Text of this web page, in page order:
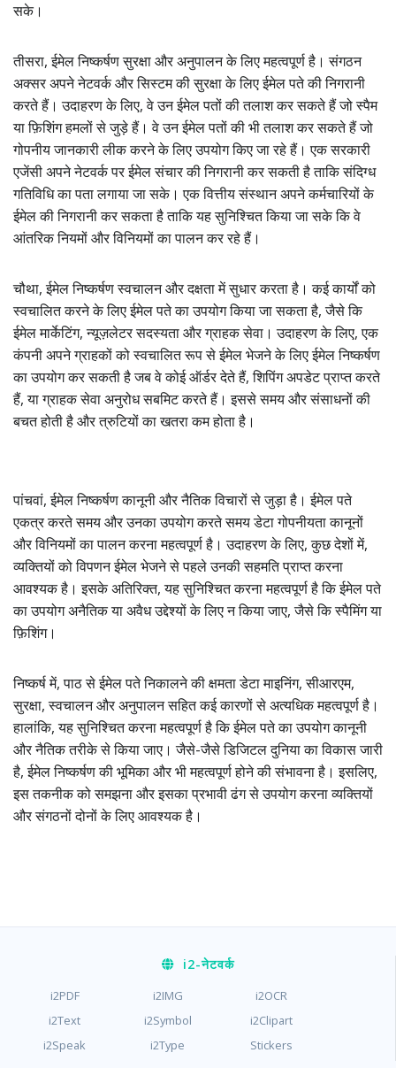
सके।
तीसरा, ईमेल निष्कर्षण सुरक्षा और अनुपालन के लिए महत्वपूर्ण है। संगठन
अक्सर अपने नेटवर्क और सिस्टम की सुरक्षा के लिए ईमेल पते की निगरानी
करते हैं। उदाहरण के लिए, वे उन ईमेल पतों की तलाश कर सकते हैं जो स्पैम
या फ़िशिंग हमलों से जुड़े हैं। वे उन ईमेल पतों की भी तलाश कर सकते हैं जो
गोपनीय जानकारी लीक करने के लिए उपयोग किए जा रहे हैं। एक सरकारी
एजेंसी अपने नेटवर्क पर ईमेल संचार की निगरानी कर सकती है ताकि संदिग्ध
गतिविधि का पता लगाया जा सके। एक वित्तीय संस्थान अपने कर्मचारियों के
ईमेल की निगरानी कर सकता है ताकि यह सुनिश्चित किया जा सके कि वे
आंतरिक नियमों और विनियमों का पालन कर रहे हैं।
चौथा, ईमेल निष्कर्षण स्वचालन और दक्षता में सुधार करता है। कई कार्यों को
स्वचालित करने के लिए ईमेल पते का उपयोग किया जा सकता है, जैसे कि
ईमेल मार्केटिंग, न्यूज़लेटर सदस्यता और ग्राहक सेवा। उदाहरण के लिए, एक
कंपनी अपने ग्राहकों को स्वचालित रूप से ईमेल भेजने के लिए ईमेल निष्कर्षण
का उपयोग कर सकती है जब वे कोई ऑर्डर देते हैं, शिपिंग अपडेट प्राप्त करते
हैं, या ग्राहक सेवा अनुरोध सबमिट करते हैं। इससे समय और संसाधनों की
बचत होती है और त्रुटियों का खतरा कम होता है।
पांचवां, ईमेल निष्कर्षण कानूनी और नैतिक विचारों से जुड़ा है। ईमेल पते
एकत्र करते समय और उनका उपयोग करते समय डेटा गोपनीयता कानूनों
और विनियमों का पालन करना महत्वपूर्ण है। उदाहरण के लिए, कुछ देशों में,
व्यक्तियों को विपणन ईमेल भेजने से पहले उनकी सहमति प्राप्त करना
आवश्यक है। इसके अतिरिक्त, यह सुनिश्चित करना महत्वपूर्ण है कि ईमेल पते
का उपयोग अनैतिक या अवैध उद्देश्यों के लिए न किया जाए, जैसे कि स्पैमिंग या
फ़िशिंग।
निष्कर्ष में, पाठ से ईमेल पते निकालने की क्षमता डेटा माइनिंग, सीआरएम,
सुरक्षा, स्वचालन और अनुपालन सहित कई कारणों से अत्यधिक महत्वपूर्ण है।
हालांकि, यह सुनिश्चित करना महत्वपूर्ण है कि ईमेल पते का उपयोग कानूनी
और नैतिक तरीके से किया जाए। जैसे-जैसे डिजिटल दुनिया का विकास जारी
है, ईमेल निष्कर्षण की भूमिका और भी महत्वपूर्ण होने की संभावना है। इसलिए,
इस तकनीक को समझना और इसका प्रभावी ढंग से उपयोग करना व्यक्तियों
और संगठनों दोनों के लिए आवश्यक है।
i2-नेटवर्क
i2PDF i2IMG
i2OCR
i2Text
i2Symbol
i2Clipart
i2Speak
i2Type Stickers